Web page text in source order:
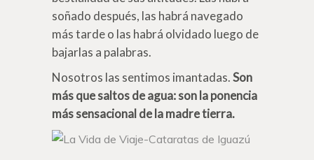
soñado después, las habrá navegado
más tarde o las habrá olvidado luego de
bajarlas a palabras.
Nosotros las sentimos imantadas.Son
más que saltos de agua: son la ponencia
más sensacional de la madre tierra.